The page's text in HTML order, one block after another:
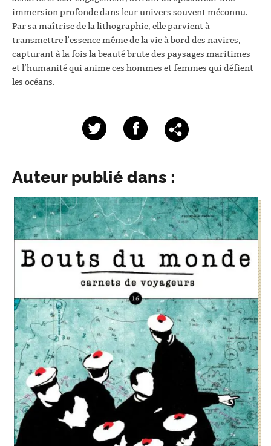
immersion profonde dans leur univers souvent méconnu.
Par sa maîtrise de la lithographie, elle parvient à
transmettre l’essence même de la vie à bord des navires,
capturant à la fois la beauté brute des paysages maritimes
et l’humanité qui anime ces hommes et femmes qui défient
les océans.
Auteur publié dans :